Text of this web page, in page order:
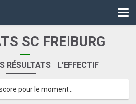
SC FREIBURG
RÉSULTATS L'EFFECTIF
pour le moment...